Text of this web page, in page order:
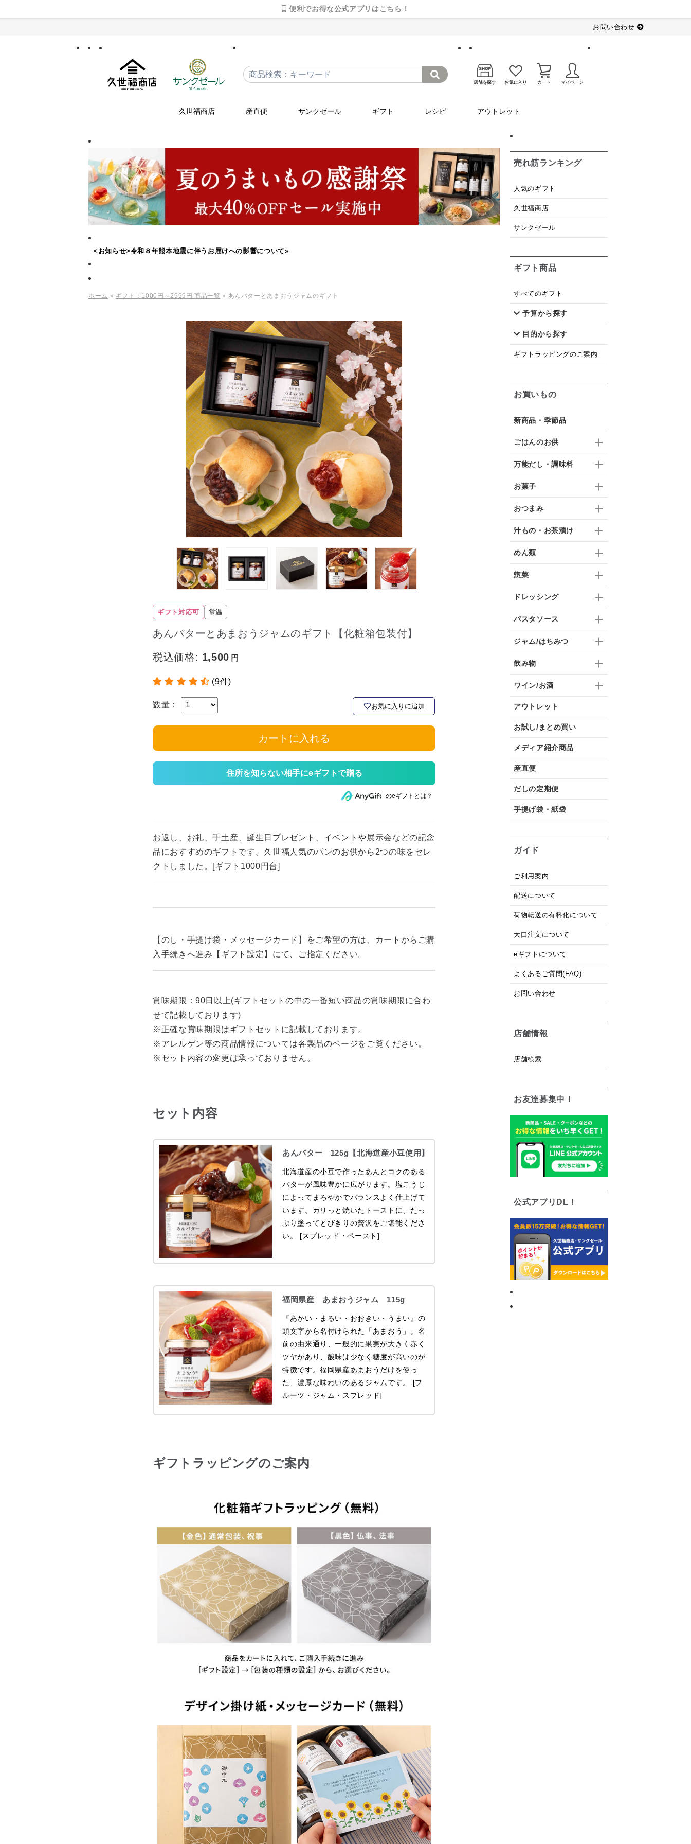
便利でお得な公式アプリはこちら！
お問い合わせ
店舗を探す お気に入り カート マイページ
久世福商店 産直便 サンクゼール ギフト レシピ アウトレット
<お知らせ>令和８年熊本地震に伴うお届けへの影響について»
ホーム » ギフト：1000円～2999円 商品一覧 » あんバターとあまおうジャムのギフト
ギフト対応可 常温
あんバターとあまおうジャムのギフト【化粧箱包装付】
税込価格: 1,500
(9件)
数量： お気に入りに追加
カートに入れる
住所を知らない相手にeギフトで贈る
のeギフトとは？
お返し、お礼、手土産、誕生日プレゼント、イベントや展示会などの記念
品におすすめのギフトです。久世福人気のパンのお供から2つの味をセレ
クトしました。[ギフト1000円台]
【のし・手提げ袋・メッセージカード】をご希望の方は、カートからご購
入手続きへ進み【ギフト設定】にて、ご指定ください。
賞味期限：90日以上(ギフトセットの中の一番短い商品の賞味期限に合わ
せて記載しております)
※正確な賞味期限はギフトセットに記載しております。
※アレルゲン等の商品情報については各製品のページをご覧ください。
※セット内容の変更は承っておりません。
セット内容
あんバター 125g【北海道産小豆使用】
北海道産の小豆で作ったあんとコクのある
バターが風味豊かに広がります。塩こうじ
によってまろやかでバランスよく仕上げて
います。カリっと焼いたトーストに、たっ
ぷり塗ってとびきりの贅沢をご堪能くださ
い。 [スプレッド・ペースト]
福岡県産 あまおうジャム 115g
『あかい・まるい・おおきい・うまい』の
頭文字から名付けられた「あまおう」。名
前の由来通り、一般的に果実が大きく赤く
ツヤがあり、酸味は少なく糖度が高いのが
特徴です。福岡県産あまおうだけを使っ
た、濃厚な味わいのあるジャムです。 [フ
ルーツ・ジャム・スプレッド]
ギフトラッピングのご案内
売れ筋ランキング
人気のギフト
久世福商店
サンクゼール
ギフト商品
すべてのギフト
予算から探す
目的から探す
ギフトラッピングのご案内
お買いもの
新商品・季節品
ごはんのお供
万能だし・調味料
お菓子
おつまみ
汁もの・お茶漬け
めん類
惣菜
ドレッシング
パスタソース
ジャム/はちみつ
飲み物
ワイン/お酒
アウトレット
お試し/まとめ買い
メディア紹介商品
産直便
だしの定期便
手提げ袋・紙袋
ガイド
ご利用案内
配送について
荷物転送の有料化について
大口注文について
eギフトについて
よくあるご質問(FAQ)
お問い合わせ
店舗情報
店舗検索
お友達募集中！
公式アプリDL！